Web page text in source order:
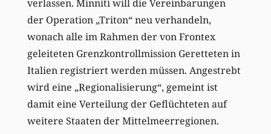
verlassen. Minniti will die Vereinbarungen
der Operation „Triton“ neu verhandeln,
wonach alle im Rahmen der von Frontex
geleiteten Grenzkontrollmission Geretteten in
Italien registriert werden müssen. Angestrebt
wird eine „Regionalisierung“, gemeint ist
damit eine Verteilung der Geflüchteten auf
weitere Staaten der Mittelmeerregionen.